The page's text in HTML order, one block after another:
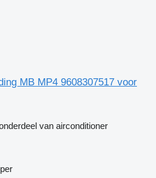
MB MP4 9608307517 voor
van airconditioner